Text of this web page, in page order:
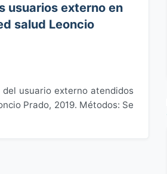
usuarios externo en
salud Leoncio
usuario externo atendidos
Prado, 2019. Métodos: Se